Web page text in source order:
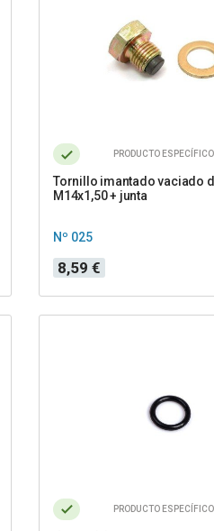
PRODUCTO ESPECÍFICO
Tornillo imantado vaciado
M14x1,50 + junta
Nº 025
Precio
8,59 €
PRODUCTO ESPECÍFICO